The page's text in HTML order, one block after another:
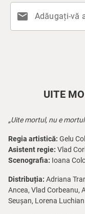
mail Adăugați-vă
UITE
„Uite mortul, nu e
Regia artistică: Gelu
Asistent regie: Vlad
Scenografia: Ioana
Distribuția: Adriana
Ancea, Vlad Corbeanu,
Seușan, Lorena